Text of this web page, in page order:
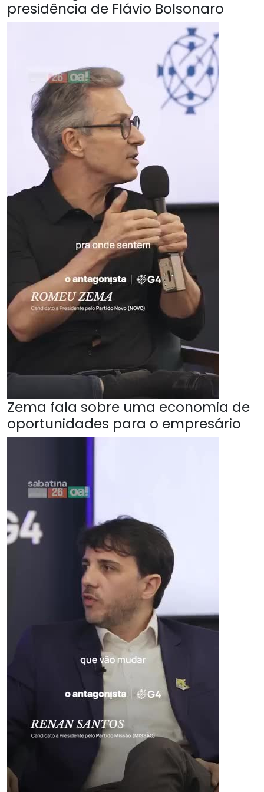
presidência de Flávio Bolsonaro
Zema fala sobre uma economia de
oportunidades para o empresário